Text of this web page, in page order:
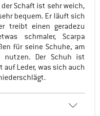
Schaft ist sehr weich,
bequem. Er läuft sich
treibt einen geradezu
schmaler, Scarpa
für seine Schuhe, am
nutzen. Der Schuh ist
Leder, was sich auch